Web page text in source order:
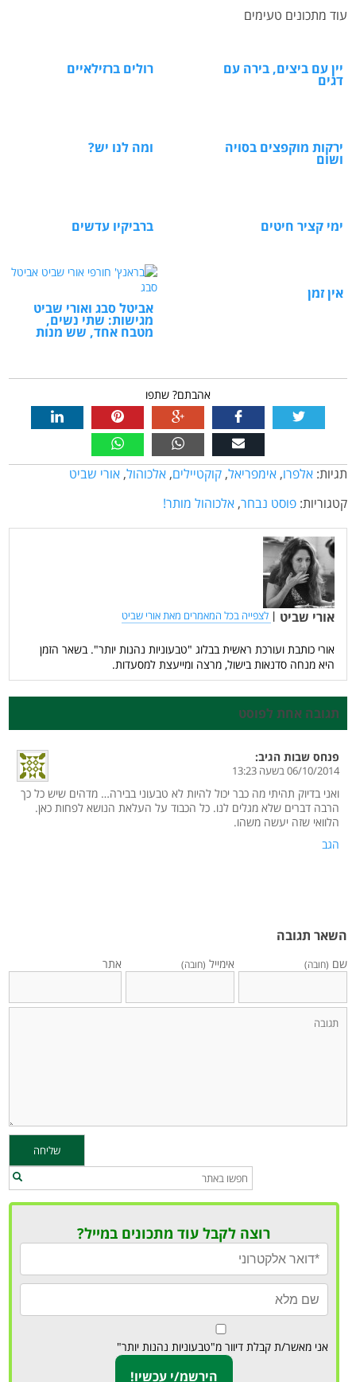
עוד מתכונים טעימים
יין עם ביצים, בירה עם
דגים
רולים ברזילאיים
ירקות מוקפצים בסויה
ושום
ומה לנו יש?
ימי קציר חיטים ברביקיו עדשים
אין זמן
אביטל סבג ואורי שביט
מגישות: שתי נשים,
מטבח אחד, שש מנות
אהבתם? שתפו
תגיות: אלפרו, אימפריאל, קוקטיילים, אלכוהול, אורי שביט
קטגוריות: פוסט נבחר,אלכוהול מותר!
אורי שביט | לצפייה בכל המאמרים מאת אורי שביט
אורי כותבת ועורכת ראשית בבלוג "טבעוניות נהנות יותר". בשאר הזמן
היא מנחה סדנאות בישול, מרצה ומייעצת למסעדות.
תגובה אחת לפוסט
פנחס שבות הגיב:
06/10/2014 בשעה 13:23
ואני בדיוק תהיתי מה כבר יכול להיות לא טבעוני בבירה… מדהים שיש כל כך
הרבה דברים שלא מגלים לנו. כל הכבוד על העלאת הנושא לפחות כאן.
הלוואי שזה יעשה משהו.
הגב
השאר תגובה
שם (חובה) אימייל (חובה) אתר
רוצה לקבל עוד מתכונים במייל?
אני מאשר/ת קבלת דיוור מ"טבעוניות נהנות יותר"